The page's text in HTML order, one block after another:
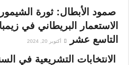
صمود الأبطال: ثورة
الاستعمار البريطاني في
التاسع عشر
أكتوبر 20, 2024
الانتخابات التشريعية في